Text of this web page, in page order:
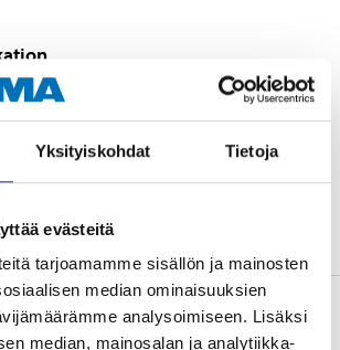
Yksityiskohdat Tietoja
evästeitä
tarjoamamme sisällön ja mainosten
median ominaisuuksien
analysoimiseen. Lisäksi
median, mainosalan ja analytiikka-
12 x 12 mm
2400 mm